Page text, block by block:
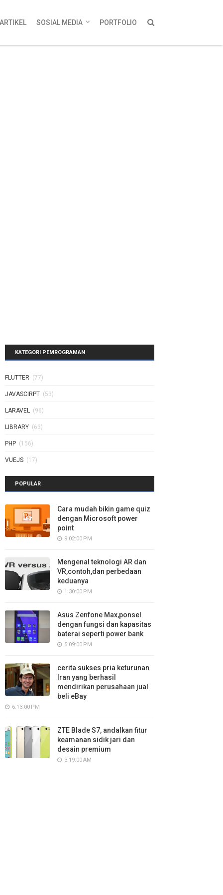
ARTIKEL SOSIAL MEDIA PORTFOLIO
KATEGORI PEMROGRAMAN
FLUTTER (77)
JAVASCIRPT (53)
LARAVEL (96)
LIBRARY (63)
PHP (156)
VUEJS (17)
POPULAR
Cara mudah bikin game quiz
dengan Microsoft power
point
9:02:00 PM
Mengenal teknologi AR dan
VR,contoh,dan perbedaan
keduanya
1:30:00 PM
Asus Zenfone Max,ponsel
dengan fungsi dan kapasitas
baterai seperti power bank
5:09:00 PM
cerita sukses pria keturunan
Iran yang berhasil
mendirikan perusahaan jual
beli eBay
6:13:00 PM
ZTE Blade S7, andalkan fitur
keamanan sidik jari dan
desain premium
3:19:00 AM